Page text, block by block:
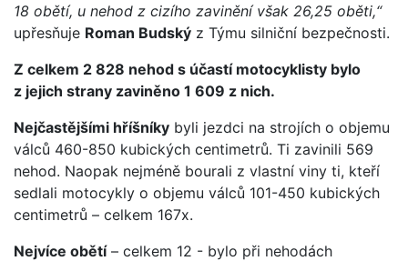
18 obětí, u nehod z cizího zavinění však 26,25 oběti,“
upřesňuje Roman Budský z Týmu silniční bezpečnosti.
Z celkem 2 828 nehod s účastí motocyklisty bylo
z jejich strany zaviněno 1 609 z nich.
Nejčastějšími hříšníky byli jezdci na strojích o objemu
válců 460-850 kubických centimetrů. Ti zavinili 569
nehod. Naopak nejméně bourali z vlastní viny ti, kteří
sedlali motocykly o objemu válců 101-450 kubických
centimetrů – celkem 167x.
Nejvíce obětí– celkem 12 - bylo při nehodách